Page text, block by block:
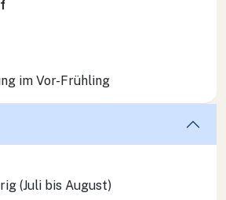
im Vor-Frühling
(Juli bis August)